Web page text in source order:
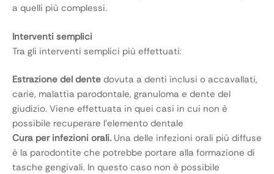
a quelli più complessi.
Interventi semplici
Tra gli interventi semplici più effettuati:
Estrazione del dente dovuta a denti inclusi o accavallati,
carie, malattia parodontale, granuloma e dente del
giudizio. Viene effettuata in quei casi in cui non è
possibile recuperare l’elemento dentale
Cura per infezioni orali. Una delle infezioni orali più diffuse
è la parodontite che potrebbe portare alla formazione di
tasche gengivali. In questo caso non è possibile